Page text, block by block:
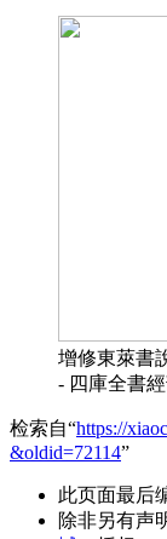
增修東萊書
- 四庫全書
检索自“https://
&oldid=72114”
此页面最后
除非另有声